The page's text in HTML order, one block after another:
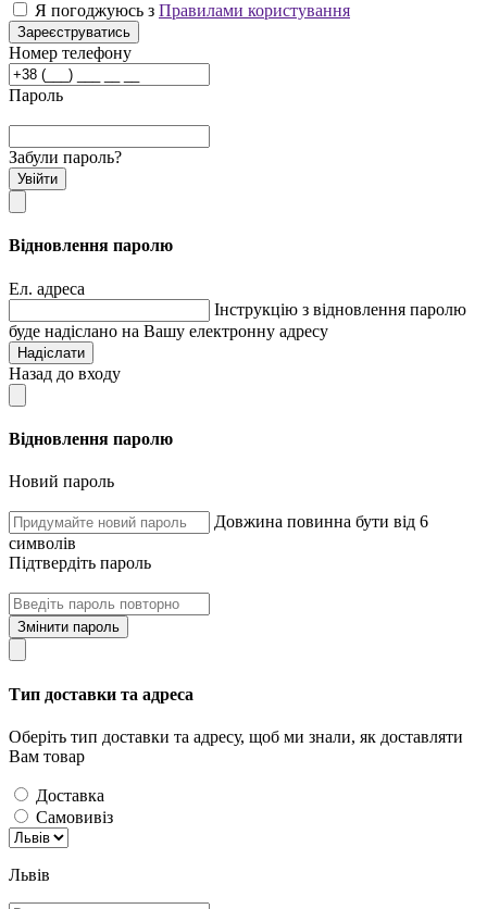
Я погоджуюсь з Правилами користування
Зареєструватись
Номер телефону
Пароль
Забули пароль?
Увійти
Відновлення паролю
Ел. адреса
Інструкцію з відновлення паролю
буде надіслано на Вашу електронну адресу
Надіслати
Назад до входу
Відновлення паролю
Новий пароль
Довжина повинна бути від 6
символів
Підтвердіть пароль
Змінити пароль
Тип доставки та адреса
Оберіть тип доставки та адресу, щоб ми знали, як доставляти
Вам товар
Доставка
Самовивіз
Львів